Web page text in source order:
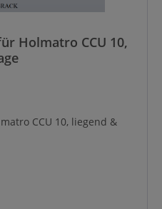
Holmatro CCU 10,
CCU 10, liegend &